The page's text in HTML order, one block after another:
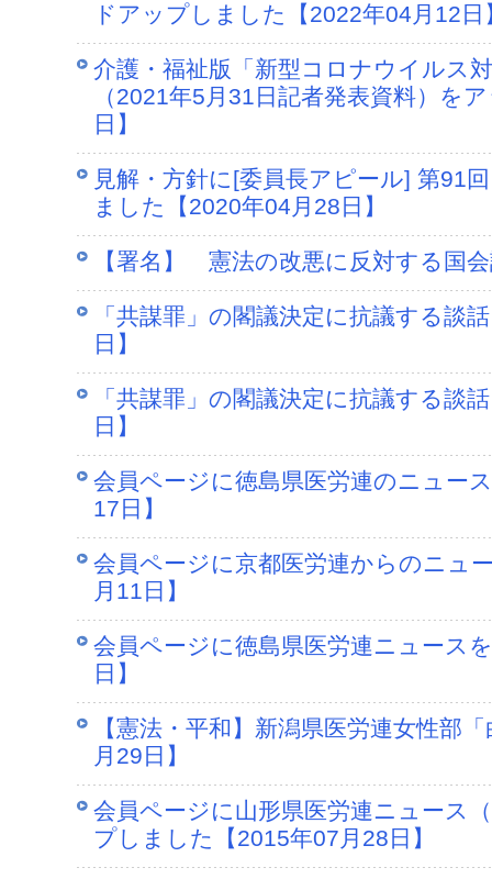
ドアップしました【2022年04月12日
介護・福祉版「新型コロナウイルス
（2021年5月31日記者発表資料）を
日】
見解・方針に[委員長アピール] 第
ました【2020年04月28日】
【署名】 憲法の改悪に反対する国
「共謀罪」の閣議決定に抗議する談
日】
「共謀罪」の閣議決定に抗議する談
日】
会員ページに徳島県医労連のニュー
17日】
会員ページに京都医労連からのニュ
月11日】
会員ページに徳島県医労連ニュース
日】
【憲法・平和】新潟県医労連女性部
月29日】
会員ページに山形県医労連ニュース
プしました【2015年07月28日】